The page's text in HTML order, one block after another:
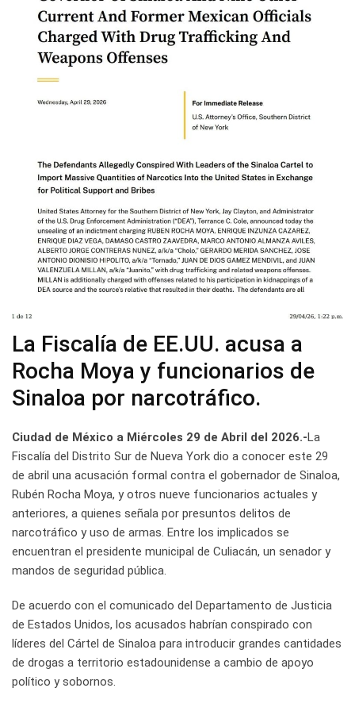
La Fiscalía de EE.UU. acusa a
Rocha Moya y funcionarios de
Sinaloa por narcotráfico.
Ciudad de México a Miércoles 29 de Abril del 2026.-La
Fiscalía del Distrito Sur de Nueva York dio a conocer este 29
de abril una acusación formal contra el gobernador de Sinaloa,
Rubén Rocha Moya, y otros nueve funcionarios actuales y
anteriores, a quienes señala por presuntos delitos de
narcotráfico y uso de armas. Entre los implicados se
encuentran el presidente municipal de Culiacán, un senador y
mandos de seguridad pública.
De acuerdo con el comunicado del Departamento de Justicia
de Estados Unidos, los acusados habrían conspirado con
líderes del Cártel de Sinaloa para introducir grandes cantidades
de drogas a territorio estadounidense a cambio de apoyo
político y sobornos.